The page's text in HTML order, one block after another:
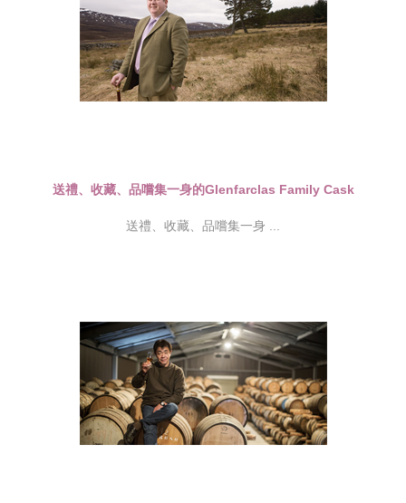
送禮、收藏、品嚐集一身的Glenfarclas Family Cask
送禮、收藏、品嚐集一身 ...